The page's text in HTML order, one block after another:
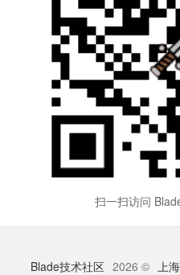
扫一扫访问
Blade技术社区 2026 © 上